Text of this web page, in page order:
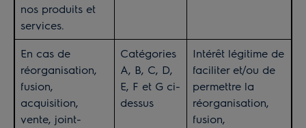
nos produits et
services.
En cas de
réorganisation,
fusion,
acquisition,
vente, joint-
Catégories
A, B, C, D,
E, F et G ci-
dessus
Intérêt légitime de
faciliter et/ou de
permettre la
réorganisation,
fusion,